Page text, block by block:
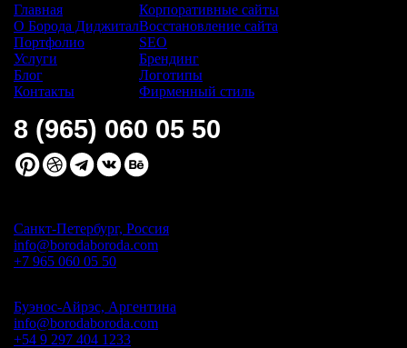
Главная
О Борода Диджитал
Портфолио
Услуги
Блог
Контакты
Корпоративные сайты
Восстановление сайта
SEO
Брендинг
Логотипы
Фирменный стиль
8 (965) 060 05 50
Санкт-Петербург, Россия
info@borodaboroda.com
+7 965 060 05 50
Буэнос-Айрэс, Аргентина
info@borodaboroda.com
+54 9 297 404 1233